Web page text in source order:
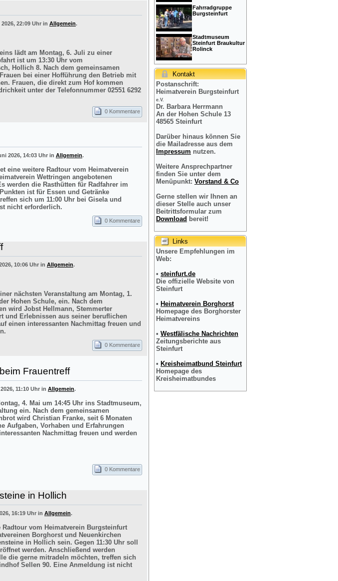
22:09 Uhr in Allgemein.
lädt am Montag, 6. Juli zu einer
ist um 13:30 Uhr vom
Hollich 8. Nach dem gemeinsamen
bei einer Hofführung den Betrieb mit
Frauen, die direkt zum Hof kommen
unter der Telefonnummer 02551 6292
0 Kommentare
2026, 14:03 Uhr in Allgemein.
eine weitere Radtour vom Heimatverein
Wettringen angebotenen
werden die Rasthütten für Radfahrer im
ist für Essen und Getränke
sich um 11:00 Uhr bei Gisela und
nicht erforderlich.
0 Kommentare
10:06 Uhr in Allgemein.
nächsten Veranstaltung am Montag, 1.
Hohen Schule, ein. Nach dem
wird Jobst Hellmann, Stemmerter
und Erlebnissen aus seiner beruflichen
einen interessanten Nachmittag freuen und
0 Kommentare
Frauentreff
11:10 Uhr in Allgemein.
4. Mai um 14:45 Uhr ins Stadtmuseum,
ein. Nach dem gemeinsamen
wird Christian Franke, seit 6 Monaten
Aufgaben, Vorhaben und Erfahrungen
Nachmittag freuen und werden
0 Kommentare
in Hollich
16:19 Uhr in Allgemein.
vom Heimatverein Burgsteinfurt
Borghorst und Neuenkirchen
in Hollich sein. Gegen 11:30 Uhr soll
werden. Anschließend werden
die gerne mitradeln möchten, treffen sich
Sellen 90. Eine Anmeldung ist nicht
Fahrradgruppe
Burgsteinfurt
Stadtmuseum
Steinfurt Braukultur
Rolinck
Kontakt
Postanschrift:
Heimatverein Burgsteinfurt
e.V.
Dr. Barbara Herrmann
An der Hohen Schule 13
48565 Steinfurt
Darüber hinaus können Sie
die Mailadresse aus dem
Impressum nutzen.
Weitere Ansprechpartner
finden Sie unter dem
Menüpunkt: Vorstand & Co
Gerne stellen wir Ihnen an
dieser Stelle auch unser
Beitrittsformular zum
Download bereit!
Links
Unsere Empfehlungen im
Web:
• steinfurt.de
Die offizielle Website von
Steinfurt
• Heimatverein Borghorst
Homepage des Borghorster
Heimatvereins
• Westfälische Nachrichten
Zeitungsberichte aus
Steinfurt
• Kreisheimatbund Steinfurt
Homepage des
Kreisheimatbundes